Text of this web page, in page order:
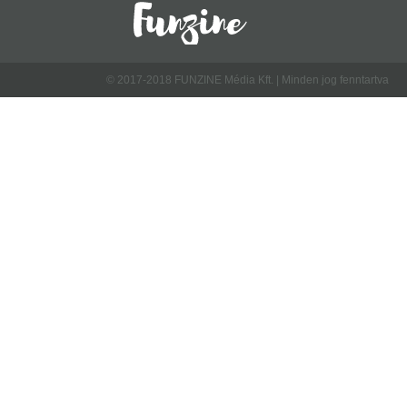
© 2017-2018 FUNZINE Média Kft. | Minden jog fenntartva